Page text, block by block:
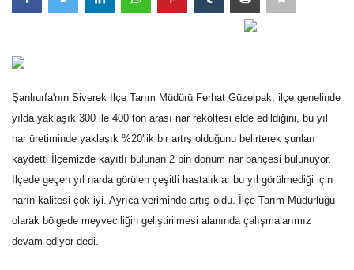
Şanlıurfa
Spor
Gündem
Tekno Bilim
Şanlıurfa'nın Siverek İlçe Tarım Müdürü Ferhat Güzelpak, ilçe genelinde
yılda yaklaşık 300 ile 400 ton arası nar rekoltesi elde edildiğini, bu yıl
nar üretiminde yaklaşık %20'lik bir artış olduğunu belirterek şunları
kaydetti İlçemizde kayıtlı bulunan 2 bin dönüm nar bahçesi bulunuyor.
İlçede geçen yıl narda görülen çeşitli hastalıklar bu yıl görülmediği için
narın kalitesi çok iyi. Ayrıca veriminde artış oldu. İlçe Tarım Müdürlüğü
olarak bölgede meyveciliğin geliştirilmesi alanında çalışmalarımız
devam ediyor dedi.